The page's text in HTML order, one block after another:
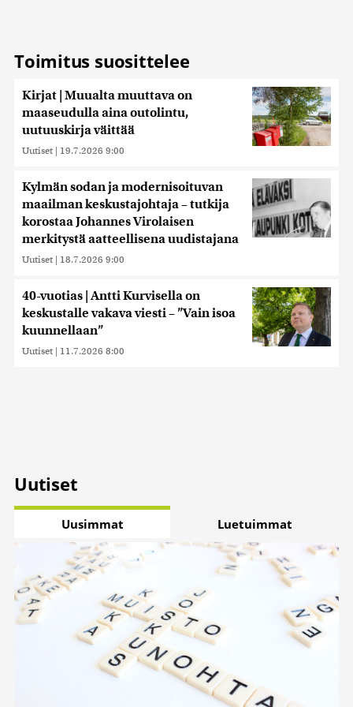
Toimitus suosittelee
Kirjat | Muualta muuttava on
maaseudulla aina outolintu,
uutuuskirja väittää
Uutiset | 19.7.2026 9:00
Kylmän sodan ja modernisoituvan
maailman keskustajohtaja – tutkija
korostaa Johannes Virolaisen
merkitystä aatteellisena uudistajana
Uutiset | 18.7.2026 9:00
40-vuotias | Antti Kurvisella on
keskustalle vakava viesti – ”Vain isoa
kuunnellaan”
Uutiset | 11.7.2026 8:00
Uutiset
Uusimmat Luetuimmat